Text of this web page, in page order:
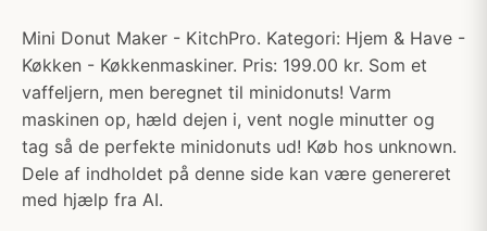
Mini Donut Maker - KitchPro. Kategori: Hjem & Have -
Køkken - Køkkenmaskiner. Pris: 199.00 kr. Som et
vaffeljern, men beregnet til minidonuts! Varm
maskinen op, hæld dejen i, vent nogle minutter og
tag så de perfekte minidonuts ud! Køb hos unknown.
Dele af indholdet på denne side kan være genereret
med hjælp fra AI.